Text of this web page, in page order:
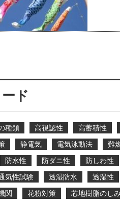
ド
種類 高視認性 高蓄積性
静電気 電気泳動法 難
防水性 防ダニ性 防しわ性
気性試験 透湿防水 透湿性
関 花粉対策 芯地樹脂のし